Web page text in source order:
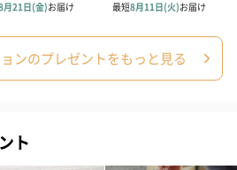
り〜 3号（864
ンのプレゼントをもっと見る
ト